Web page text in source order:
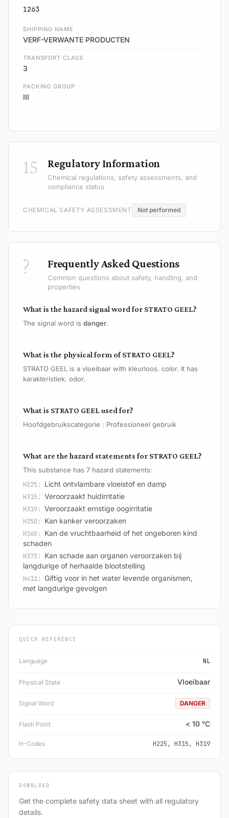
1263
SHIPPING NAME
VERF-VERWANTE PRODUCTEN
TRANSPORT CLASS
3
PACKING GROUP
III
15 Regulatory Information
Chemical regulations, safety assessments, and
compliance status
CHEMICAL SAFETY ASSESSMENT Not performed
? Frequently Asked Questions
Common questions about safety, handling, and
properties
What is the hazard signal word for STRATO GEEL?
The signal word is danger.
What is the physical form of STRATO GEEL?
STRATO GEEL is a vloeibaar with kleurloos. color. It has
karakteristiek. odor.
What is STRATO GEEL used for?
Hoofdgebruikscategorie : Professioneel gebruik
What are the hazard statements for STRATO GEEL?
This substance has 7 hazard statements:
H225: Licht ontvlambare vloeistof en damp
H315: Veroorzaakt huidirritatie
H319: Veroorzaakt ernstige oogirritatie
H350: Kan kanker veroorzaken
H360: Kan de vruchtbaarheid of het ongeboren kind
schaden
H373: Kan schade aan organen veroorzaken bij
langdurige of herhaalde blootstelling
H411: Giftig voor in het water levende organismen,
met langdurige gevolgen
QUICK REFERENCE
Language NL
Physical State Vloeibaar
Signal Word DANGER
Flash Point < 10 °C
H-Codes H225, H315, H319
DOWNLOAD
Get the complete safety data sheet with all regulatory
details.